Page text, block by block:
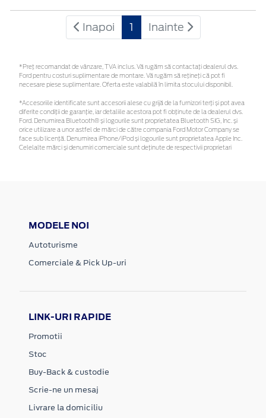
Inapoi 1 Inainte
*Preţ recomandat de vânzare, TVA inclus. Vă rugăm să contactaţi dealerul dvs.
Ford pentru costuri suplimentare de montare. Vă rugăm să rețineți că pot fi
necesare piese suplimentare. Oferta este valabilă în limita stocului disponibil.
*Accesoriile identificate sunt accesorii alese cu grijă de la furnizori terți și pot avea
diferite condiții de garanție, iar detaliile acestora pot fi obținute de la dealerul dvs.
Ford. Denumirea Bluetooth® și logourile sunt proprietatea Bluetooth SIG, Inc. și
orice utilizare a unor astfel de mărci de către compania Ford Motor Company se
face sub licență. Denumirea iPhone/iPod și logourile sunt proprietatea Apple Inc.
Celelalte mărci și denumiri comerciale sunt deținute de respectivii proprietari
MODELE NOI
Autoturisme
Comerciale & Pick Up-uri
LINK-URI RAPIDE
Promotii
Stoc
Buy-Back & custodie
Scrie-ne un mesaj
Livrare la domiciliu